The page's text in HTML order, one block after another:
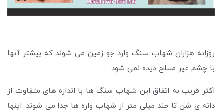
روزانه هزاران شهاب سنگ وارد جو زمین می شوند که بیشتر آنها
با چشم غیر مسلح دیده نمی شود.
اکثر قریب به اتفاق این شهاب سنگ ها با اندازه های متفاوت از
دانه ی شن تا چند میلی متر از شهاب واره ها جدا می شوند. اینها